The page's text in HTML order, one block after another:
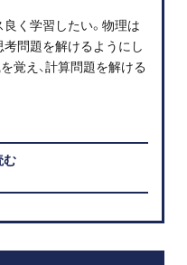
良く学習したい。物理は
考問題を解けるようにし
覚え、計算問題を解ける
む